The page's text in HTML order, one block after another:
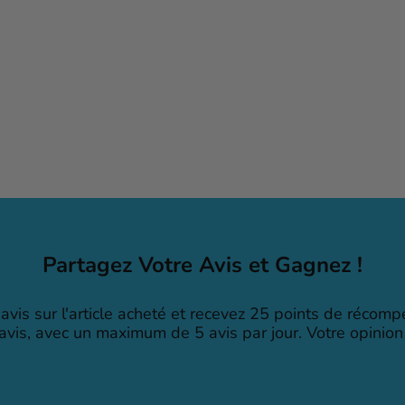
Partagez Votre Avis et Gagnez !
sur l'article acheté et recevez 25 points de
avec un maximum de 5 avis par jour. Votre